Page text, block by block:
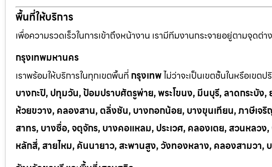
พื้นที่ให้บริการ
เพื่อความรวดเร็วในการเข้าถึงหน้างาน เรามีทีมงานกระจายอยู่ตามจุด
กรุงเทพมหานคร
เราพร้อมให้บริการในทุกเขตพื้นที่ กรุงเทพไม่ว่าจะเป็นเขตชั้นในหรือเขต
บางกะปิ, ปทุมวัน, ป้อมปราบศัตรูพ่าย, พระโขนง, มีนบุรี, ลาดกระบั
ห้วยขวาง, คลองสาน, ตลิ่งชัน, บางกอกน้อย, บางขุนเทียน, ภาษีเ
สาทร, บางซื่อ, จตุจักร, บางคอแหลม, ประเวศ, คลองเตย, สวนหลว
หลักสี่, สายไหม, คันนายาว, สะพานสูง, วังทองหลาง, คลองสามวา,